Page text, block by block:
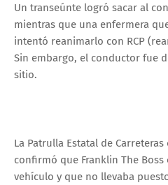
Un transeúnte logró sacar al
mientras que una enfermera
intentó reanimarlo con RCP
Sin embargo, el conductor fue
sitio.
La Patrulla Estatal de
confirmó que Franklin The
vehículo y que no llevaba